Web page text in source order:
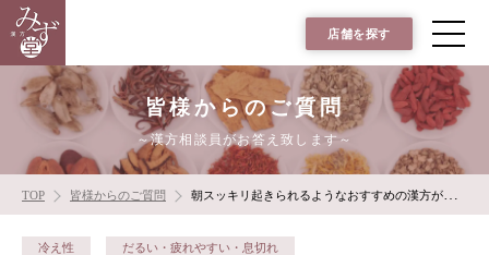
店舗を探す
皆様からのご質問
～漢方相談員がお答え致します～
TOP 皆様からのご質問 朝スッキリ起きられるようなおすすめの漢方があれば教えてください。
冷え性 だるい・疲れやすい・息切れ